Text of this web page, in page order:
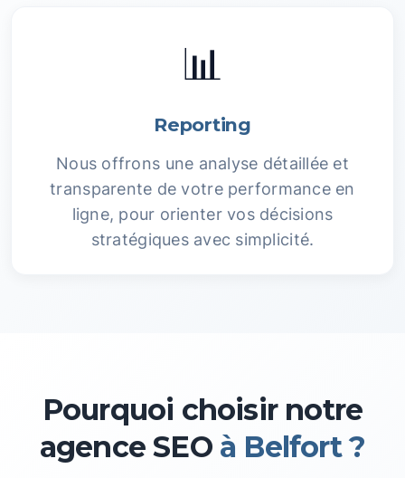
📊
Reporting
Nous offrons une analyse détaillée et
transparente de votre performance en
ligne, pour orienter vos décisions
stratégiques avec simplicité.
Pourquoi choisir notre
agence SEO à Belfort ?